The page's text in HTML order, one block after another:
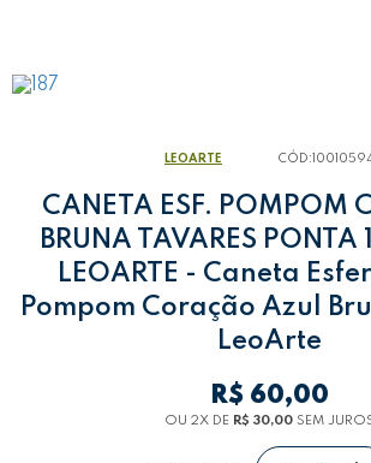
LEOARTE CÓD:
CANETA ESF. POMPOM
BRUNA TAVARES PONTA
LEOARTE - Caneta
Pompom Coração Azul
LeoArte
R$ 60,00
OU 2XDE R$ 30,00SEM